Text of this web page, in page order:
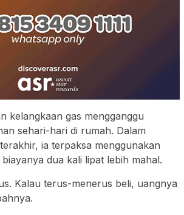
kelangkaan gas mengganggu
sehari-hari di rumah. Dalam
ia terpaksa menggunakan
dua kali lipat lebih mahal.
Kalau terus-menerus beli, uangnya